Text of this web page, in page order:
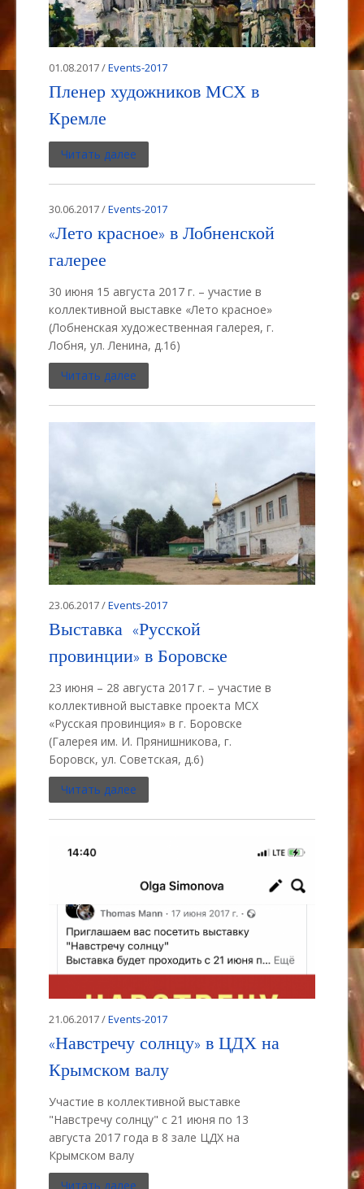
01.08.2017 /Events-2017
Пленер художников МСХ в
Кремле
Читать далее
30.06.2017 /Events-2017
«Лето красное» в Лобненской
галерее
30 июня 15 августа 2017 г. – участие в
коллективной выставке «Лето красное»
(Лобненская художественная галерея, г.
Лобня, ул. Ленина, д.16)
Читать далее
23.06.2017 /Events-2017
Выставка «Русской
провинции» в Боровске
23 июня – 28 августа 2017 г. – участие в
коллективной выставке проекта МСХ
«Русская провинция» в г. Боровске
(Галерея им. И. Прянишникова, г.
Боровск, ул. Советская, д.6)
Читать далее
21.06.2017 /Events-2017
«Навстречу солнцу» в ЦДХ на
Крымском валу
Участие в коллективной выставке
"Навстречу солнцу" с 21 июня по 13
августа 2017 года в 8 зале ЦДХ на
Крымском валу
Читать далее